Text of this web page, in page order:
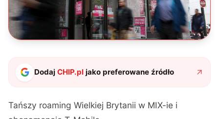
DodajCHIP.pl jako preferowane źródło
Tańszy roaming Wielkiej Brytanii w MIX-ie i